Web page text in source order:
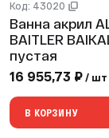
Код: 43020
Ванна акрил ALEX
BAITLER BAIKAL 150*70
пустая
16 955,73 ₽ / шт
В КОРЗИНУ